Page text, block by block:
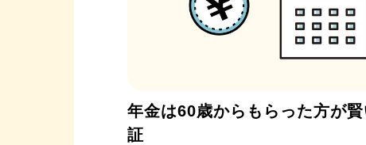
年金は60歳からもらった方が
証